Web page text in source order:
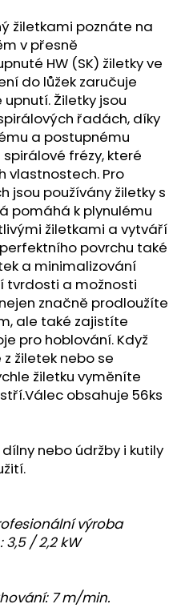
žiletkami poznáte na
v přesně
HW (SK) žiletky ve
do lůžek zaručuje
Žiletky jsou
řadách, díky
a postupnému
frézy, které
vlastnostech. Pro
jsou používány žiletky s
pomáhá k plynulému
žiletkami a vytváří
povrchu také
a minimalizování
tvrdosti a možnosti
značně prodloužíte
ale také zajistíte
pro hoblování. Když
žiletek nebo se
žiletku vyměníte
obsahuje 56ks
nebo údržby i kutily
výroba
/ 2,2 kW
7 m/min.